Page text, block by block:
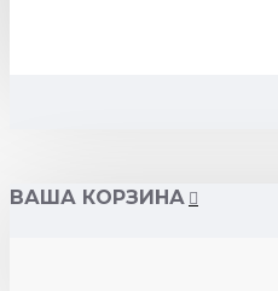
ВАША КОРЗИНА